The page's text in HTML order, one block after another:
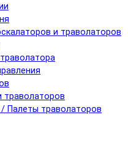
и траволаторов
траволаторов
Палеты траволаторов